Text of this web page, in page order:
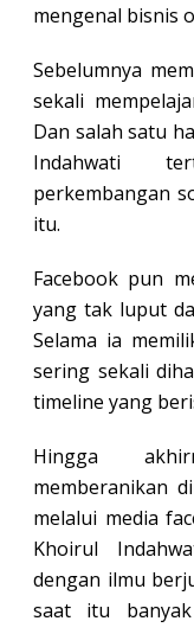
mengenal bisnis
Sebelumnya
sekali
Dan salah satu
Indahwati
perkembangan
itu.
Facebook pun
yang tak luput
Selama ia
sering sekali
timeline yang
Hingga
memberanikan
melalui media
Khoirul
dengan ilmu
saat itu